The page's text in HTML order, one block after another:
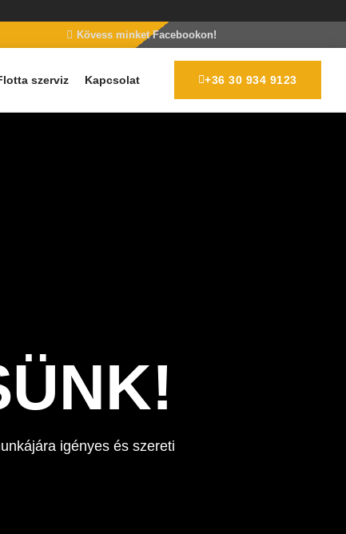
Kövess minket Facebookon!
szerviz Kapcsolat +36 30 934 9123
igényes és szereti